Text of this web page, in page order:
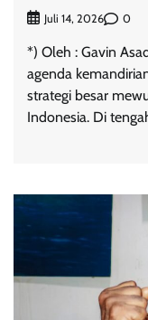
Juli 14, 2026 0
*) Oleh : Gavin
agenda
strategi besar
Indonesia. Di